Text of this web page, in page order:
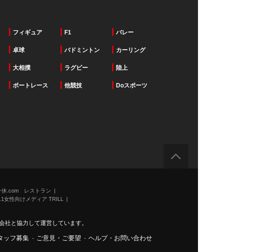
フィギュア F1 バレー
卓球 バドミントン カーリング
大相撲 ラグビー 陸上
ボートレース 他競技 Doスポーツ
休.com レストラン
女性向けメディア TRILL
と協力して運営しています。
ッフ募集 - ご意見・ご要望 - ヘルプ・お問い合わせ